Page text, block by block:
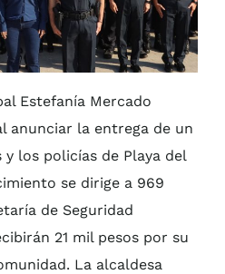
Estefanía Mercado
anunciar la entrega de un
los policías de Playa del
se dirige a 969
de Seguridad
21 mil pesos por su
La alcaldesa